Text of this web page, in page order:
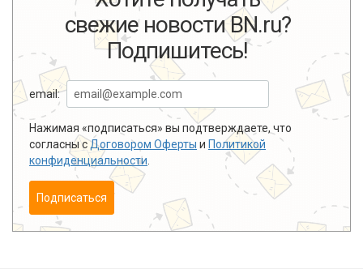
свежие новости BN.ru?
Подпишитесь!
email:
Нажимая «подписаться» вы подтверждаете, что
согласны сДоговором Оферты и Политикой
конфиденциальности
Подписаться